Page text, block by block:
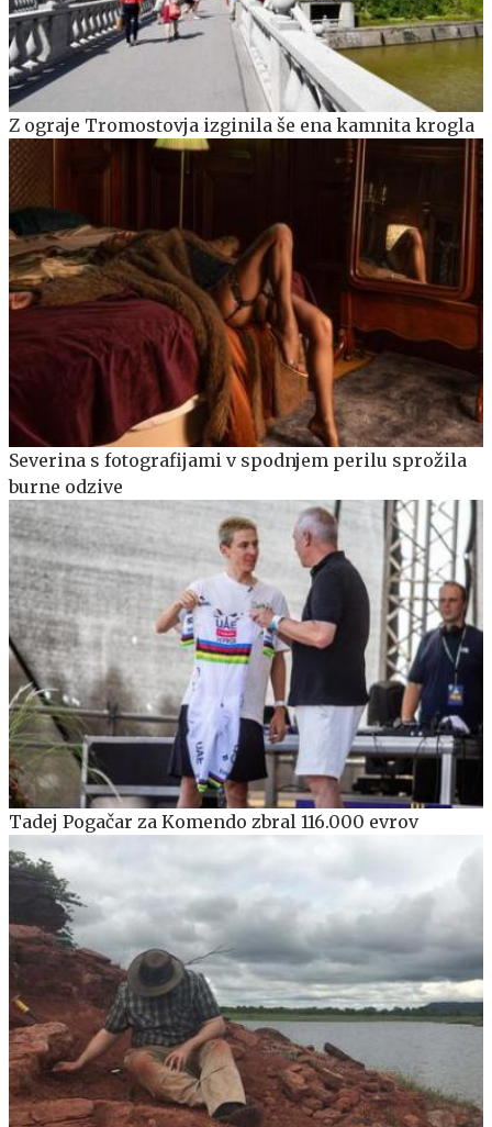
Z ograje Tromostovja izginila še ena kamnita krogla
Severina s fotografijami v spodnjem perilu sprožila
burne odzive
Tadej Pogačar za Komendo zbral 116.000 evrov